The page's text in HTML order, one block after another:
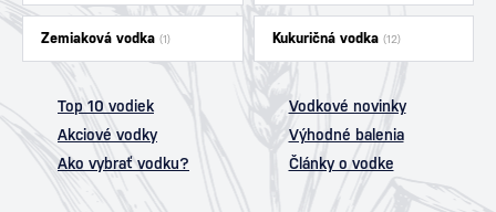
Zemiaková vodka (1) Kukuričná vodka (12)
Top 10 vodiek
Vodkové novinky
Akciové vodky
Výhodné balenia
Ako vybrať vodku?
Články o vodke